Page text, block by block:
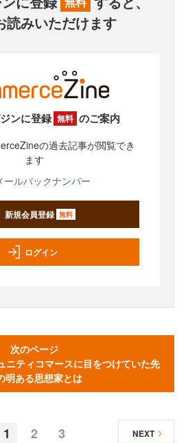
読みいただけます
ンに登録 無料 のご案内
の過去記事が閲覧でき
ます
ールバックナンバー
新規会員登録 無料
ログイン
次のページ
ニティコマースに目をつけていた先
明ある思想家とは
1 2 3 NEXT